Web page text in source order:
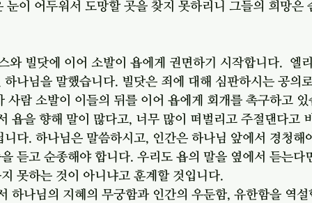
눈이 어두워서 도망할 곳을 찾지 못하리니 그들의 희망은
와 빌닷에 이어 소발이 욥에게 권면하기 시작합니다.  엘
나님을 말했습니다. 빌닷은 죄에 대해 심판하시는 공의
사람 소발이 이들의 뒤를 이어 욥에게 회개를 촉구하고
욥을 향해 말이 많다고, 너무 많이 떠벌리고 주절댄다고
다. 하나님은 말씀하시고, 인간은 하나님 앞에서 경청해
듣고 순종해야 합니다. 우리도 욥의 말을 옆에서 듣는다
못하는 것이 아니냐고 훈계할 것입니다.
하나님의 지혜의 무궁함과 인간의 우둔함, 유한함을 역설